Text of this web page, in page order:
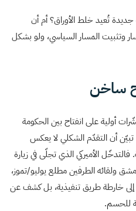
تُعيد خلط الأوراق؟ أم أن
وتثبيت المسار السياسي، ولو بشكل
ساخن
10 آذار” من مؤشّرات أولية على انفتاح بين الحكومة
أن التقدّم الشكلي لا يعكس
الأميركي الذي تجلّى في زيارة
ولقائه الطرفين مطلع يوليو/تموز،
خارطة طريق تنفيذية، بل كشف عن
للحسم.